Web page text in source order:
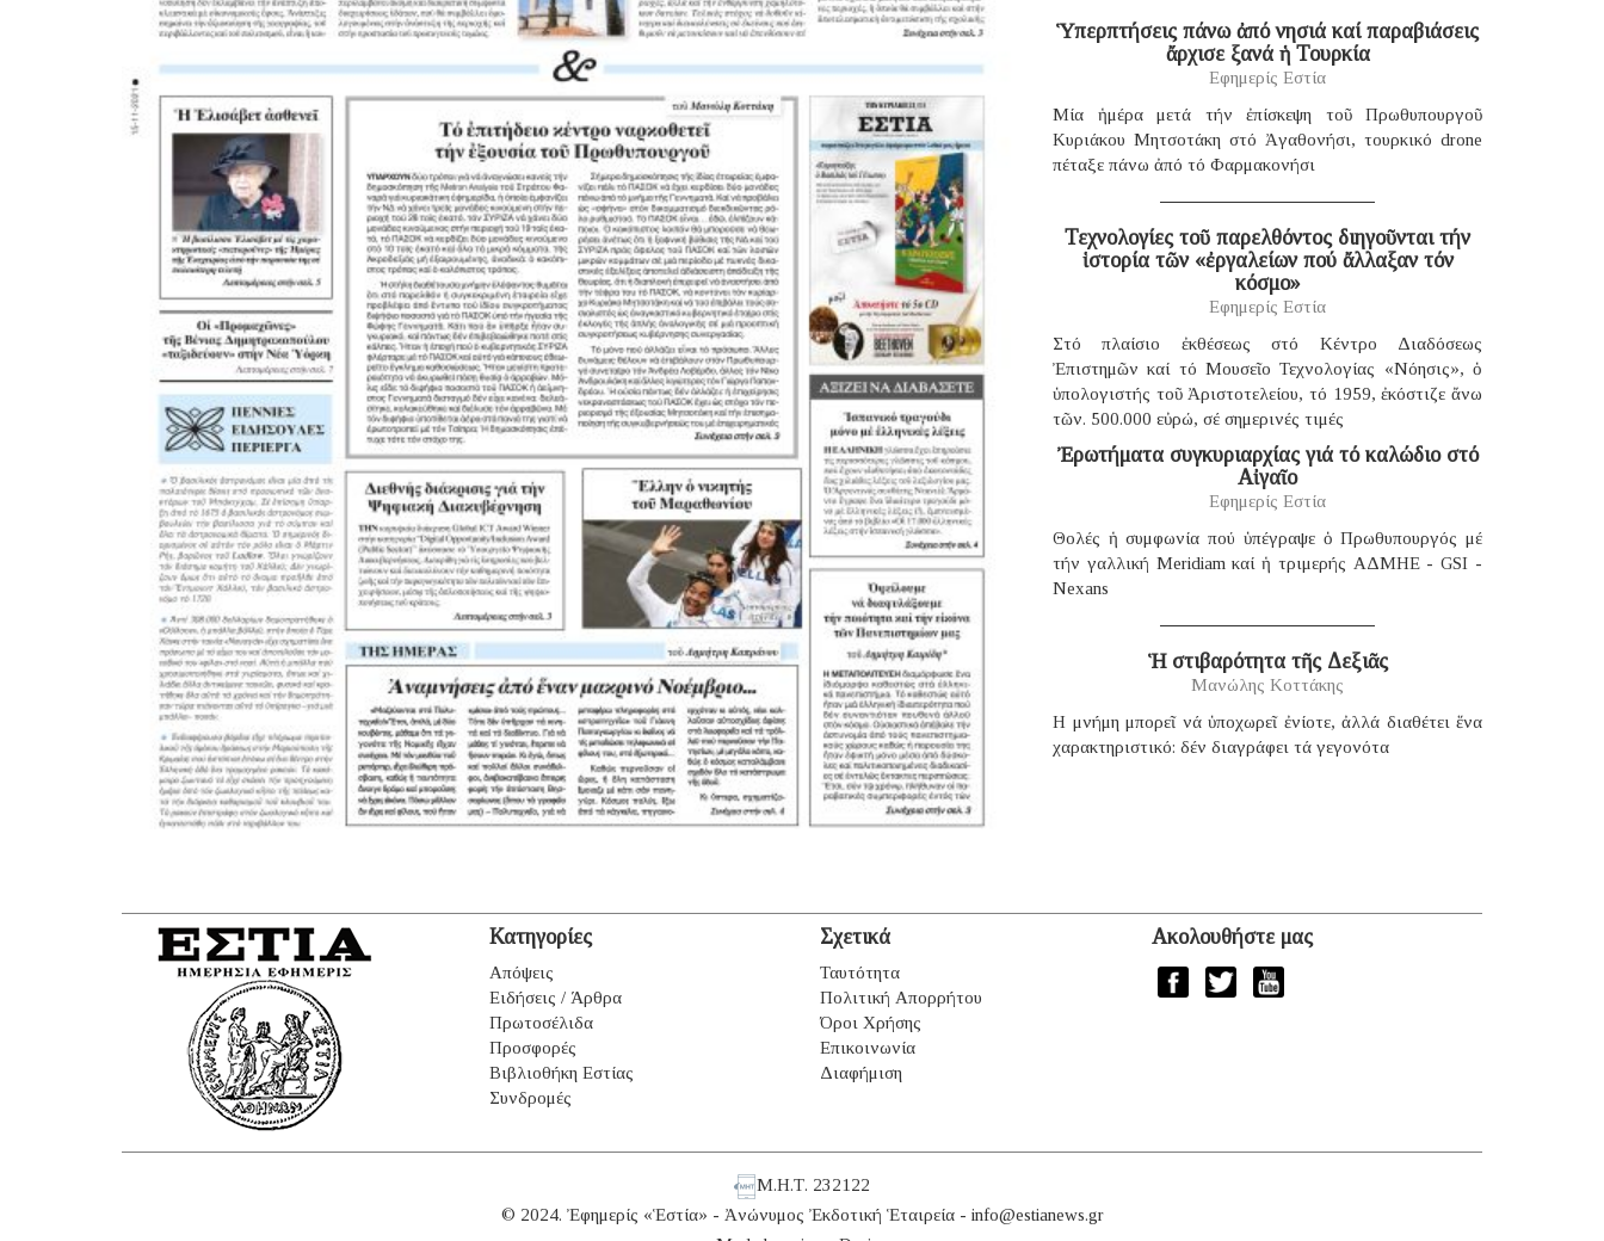
Ὑπερπτήσεις πάνω ἀπό νησιά καί παραβιάσεις
ἄρχισε ξανά ἡ Τουρκία
Εφημερίς Εστία
Μία ἡμέρα μετά τήν ἐπίσκεψη τοῦ Πρωθυπουργοῦ
Κυριάκου Μητσοτάκη στό Ἀγαθονήσι, τουρκικό drone
πέταξε πάνω ἀπό τό Φαρμακονήσι
Τεχνολογίες τοῦ παρελθόντος διηγοῦνται τήν
ἱστορία τῶν «ἐργαλείων πού ἄλλαξαν τόν
κόσμο»
Εφημερίς Εστία
Στό πλαίσιο ἐκθέσεως στό Κέντρο Διαδόσεως
Ἐπιστημῶν καί τό Μουσεῖο Τεχνολογίας «Νόησις», ὁ
ὑπολογιστής τοῦ Ἀριστοτελείου, τό 1959, ἐκόστιζε ἄνω
τῶν. 500.000 εὐρώ, σέ σημερινές τιμές
Ἐρωτήματα συγκυριαρχίας γιά τό καλώδιο στό
Αἰγαῖο
Εφημερίς Εστία
Θολές ἡ συμφωνία πού ὑπέγραψε ὁ Πρωθυπουργός μέ
τήν γαλλική Μeridiam καί ἡ τριμερής ΑΔΜΗΕ - GSI -
Nexans
Ἡ στιβαρότητα τῆς Δεξιᾶς
Μανώλης Κοττάκης
H μνήμη μπορεῖ νά ὑποχωρεῖ ἐνίοτε, ἀλλά διαθέτει ἕνα
χαρακτηριστικό: δέν διαγράφει τά γεγονότα
Κατηγορίες
Απόψεις
Ειδήσεις / Άρθρα
Πρωτοσέλιδα
Προσφορές
Βιβλιοθήκη Εστίας
Συνδρομές
Σχετικά
Ταυτότητα
Πολιτική Απορρήτου
Όροι Χρήσης
Επικοινωνία
Διαφήμιση
Ακολουθήστε μας
Μ.Η.Τ. 232122
© 2024. Ἐφημερίς «Ἑστία» - Ἀνώνυμος Ἐκδοτική Ἑταιρεία - info@estianews.gr